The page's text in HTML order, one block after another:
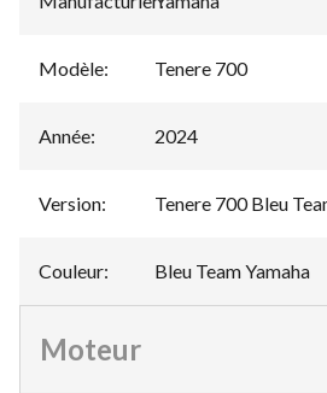
Modèle: Tenere 700
Année: 2024
Version: Tenere 700 Bleu
Couleur: Bleu Team Yamaha
Moteur